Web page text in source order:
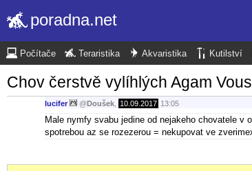
poradna.net
Počítače Teraristika Akvaristika Kutilství
Chov čerstvě vylíhlých Agam
lucifer @Doušek 10.09.2017 13:05
Male nymfy svabu jedine od nejakeho chovatele
spotrebou az se rozezerou = nekupovat ve